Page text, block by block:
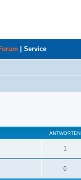
Service
ANTWORTEN
1
0